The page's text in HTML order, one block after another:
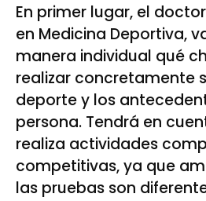
En primer lugar, el
en Medicina Deportiva,
manera individual qué
realizar concretamente
deporte y los
persona. Tendrá en
realiza actividades
competitivas, ya que
las pruebas son